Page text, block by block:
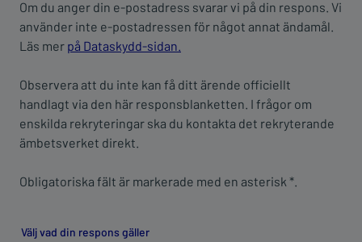
Om du anger din e-postadress svarar vi på din respons. Vi
använder inte e-postadressen för något annat ändamål.
Läs mer på Dataskydd-sidan.
Observera att du inte kan få ditt ärende officiellt
handlagt via den här responsblanketten. I frågor om
enskilda rekryteringar ska du kontakta det rekryterande
ämbetsverket direkt.
Obligatoriska fält är markerade med en asterisk *.
Välj vad din respons gäller